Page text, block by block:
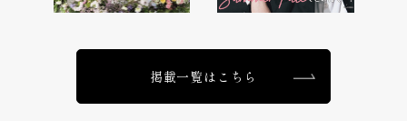
掲載一覧はこちら